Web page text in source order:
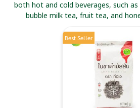
both hot and cold beverages, such
bubble milk tea, fruit tea, and
Best Seller